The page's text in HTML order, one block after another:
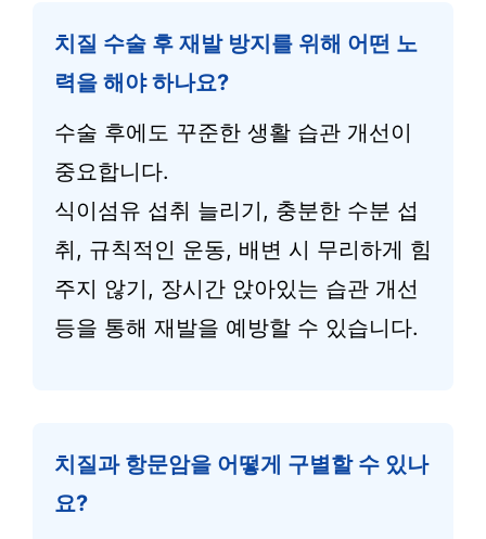
치질 수술 후 재발 방지를 위해 어떤 노
력을 해야 하나요?
수술 후에도 꾸준한 생활 습관 개선이
중요합니다.
식이섬유 섭취 늘리기, 충분한 수분 섭
취, 규칙적인 운동, 배변 시 무리하게 힘
주지 않기, 장시간 앉아있는 습관 개선
등을 통해 재발을 예방할 수 있습니다.
치질과 항문암을 어떻게 구별할 수 있나
요?